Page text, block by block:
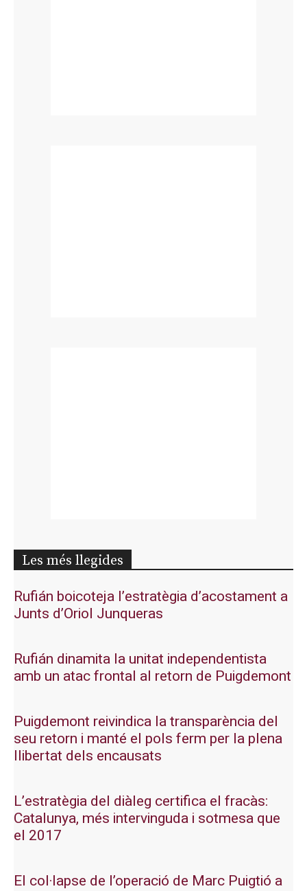
Les més llegides
Rufián boicoteja l’estratègia d’acostament a
Junts d’Oriol Junqueras
Rufián dinamita la unitat independentista
amb un atac frontal al retorn de Puigdemont
Puigdemont reivindica la transparència del
seu retorn i manté el pols ferm per la plena
llibertat dels encausats
L’estratègia del diàleg certifica el fracàs:
Catalunya, més intervinguda i sotmesa que
el 2017
El col·lapse de l’operació de Marc Puigtió a